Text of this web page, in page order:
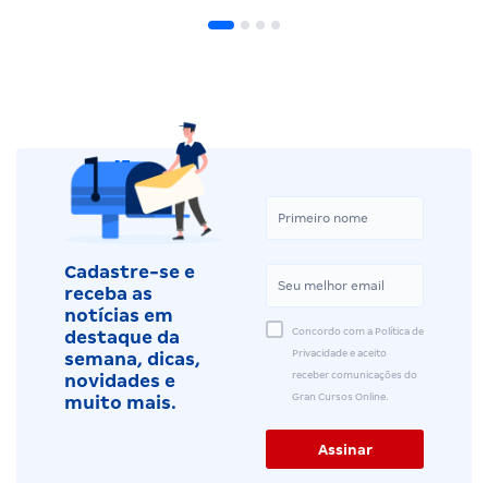
Cadastre-se e
receba as
notícias em
destaque da
semana, dicas,
novidades e
muito mais.
Concordo com a Política de
Privacidade e aceito
receber comunicações do
Gran Cursos Online.